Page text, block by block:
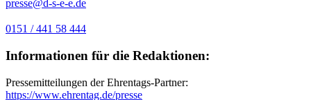
presse@d-s-e-e.de
0151 / 441 58 444
Informationen für die Redaktionen:
Pressemitteilungen der Ehrentags-Partner:
https://www.ehrentag.de/presse